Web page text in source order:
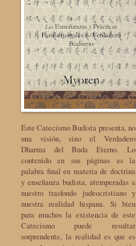
Este Catecismo Budista presenta, no
una visión, sino el Verdadero
Dharma del Buda Eterno. Lo
contenido en sus páginas es la
palabra final en materia de doctrina
y enseñanza budista, atemperadas a
nuestro trasfondo judeocristiano y
nuestra realidad hispana. Si bien
para muchos la existencia de este
Catecismo puede resultar
sorprendente, la realidad es que es